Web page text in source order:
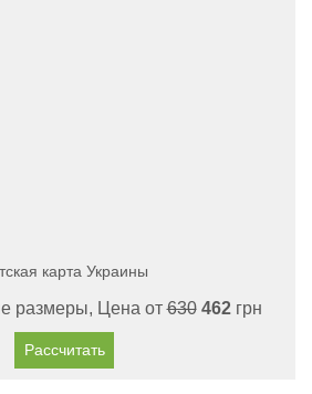
карта Украины
размеры, Цена от630 462грн
Рассчитать